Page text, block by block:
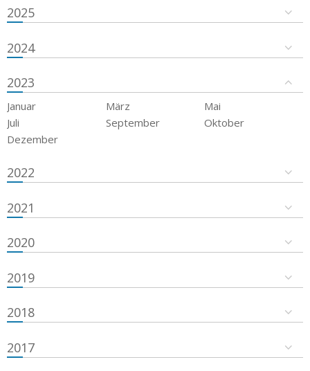
2025
2024
2023
Januar März
Mai
Juli
September
Oktober
Dezember
2022
2021
2020
2019
2018
2017